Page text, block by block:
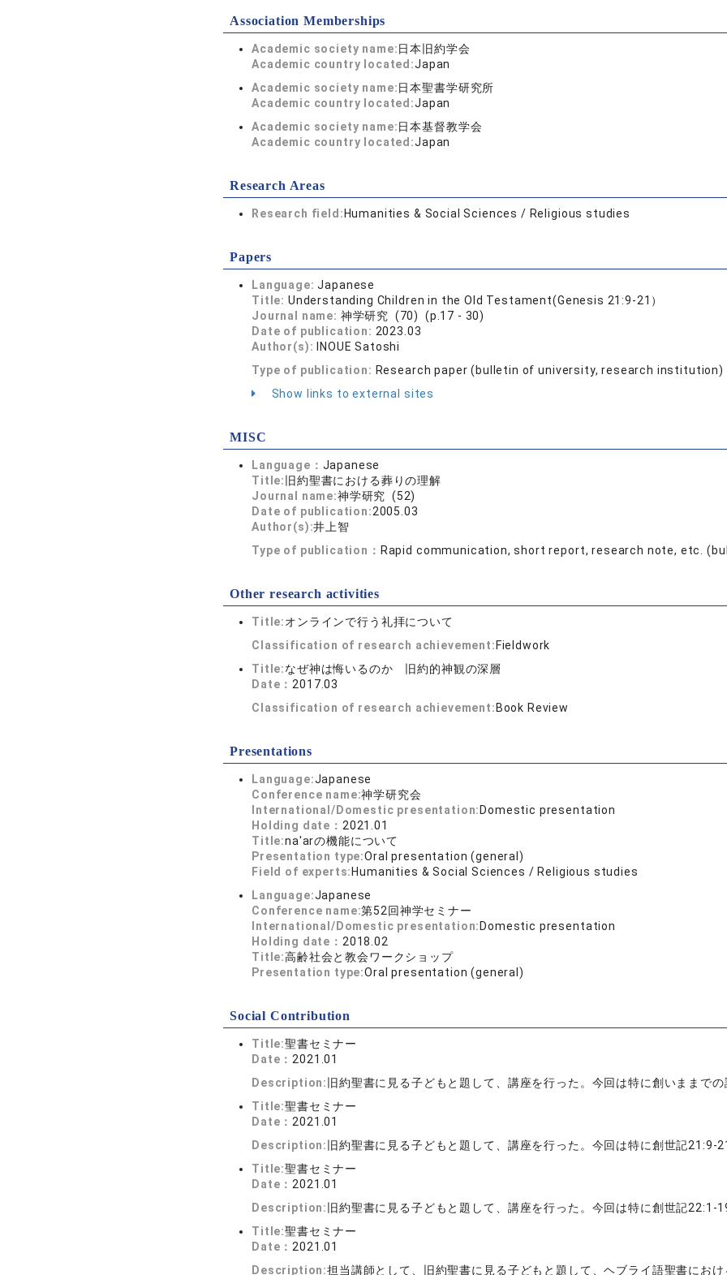
Association Memberships
Academic society name:日本旧約学会
Academic country located:Japan
Academic society name:日本聖書学研究所
Academic country located:Japan
Academic society name:日本基督教学会
Academic country located:Japan
Research Areas
Research field: Humanities & Social Sciences / Religious studies
Papers
Language:Japanese
Title: Understanding Children in the Old Testament(Genesis 21:9-21）
Journal name: 神学研究 (70) (p.17 - 30)
Date of publication: 2023.03
Author(s):
INOUE Satoshi
Type of publication: Research paper (bulletin of university, research institution)
Show links to external sites
MISC
Language： Japanese
Title: 旧約聖書における葬りの理解
Journal name:神学研究 (52)
Date of publication:2005.03
Author(s):井上智
Type of publication： Rapid communication, short report, research note, etc.
Other research activities
Title:オンラインで行う礼拝について
Classification of research achievement: Fieldwork
Title:なぜ神は悔いるのか 旧約的神観の深層
Date： 2017.03
Classification of research achievement: Book Review
Presentations
Language:Japanese
Conference name:神学研究会
International/Domestic presentation: Domestic presentation
Holding date： 2021.01
Title:na'arの機能について
Presentation type:Oral presentation (general)
Field of experts: Humanities & Social Sciences / Religious studies
Language:Japanese
Conference name:第52回神学セミナー
International/Domestic presentation: Domestic presentation
Holding date： 2018.02
Title:高齢社会と教会ワークショップ
Presentation type:Oral presentation (general)
Social Contribution
Title:聖書セミナー
Date： 2021.01
Description: 旧約聖書に見る子どもと題して、講座を行った。今回は特に創いままで
Title:聖書セミナー
Date： 2021.01
Description: 旧約聖書に見る子どもと題して、講座を行った。今回は特に創世記21:9-
Title:聖書セミナー
Date： 2021.01
Description: 旧約聖書に見る子どもと題して、講座を行った。今回は特に創世記22:1-
Title:聖書セミナー
Date： 2021.01
Description:担当講師として、旧約聖書に見る子どもと題して、ヘブライ語聖書にお